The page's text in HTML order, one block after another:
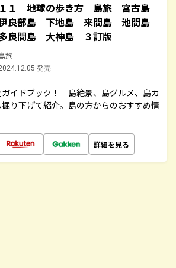
１１ 地球の歩き方 島旅 宮古島
良部島 下地島 来間島 池間島
良間島 大神島 ３訂版
旅
発売
ガイドブック！ 島絶景、島グルメ、島カ
り下げて紹介。島の方からのおすすめ情
詳細を見る